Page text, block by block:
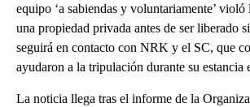
equipo ‘a sabiendas y voluntariamente’
una propiedad privada antes de ser liberado
seguirá en contacto con NRK y el SC, que
ayudaron a la tripulación durante su estancia
La noticia llega tras el informe de la